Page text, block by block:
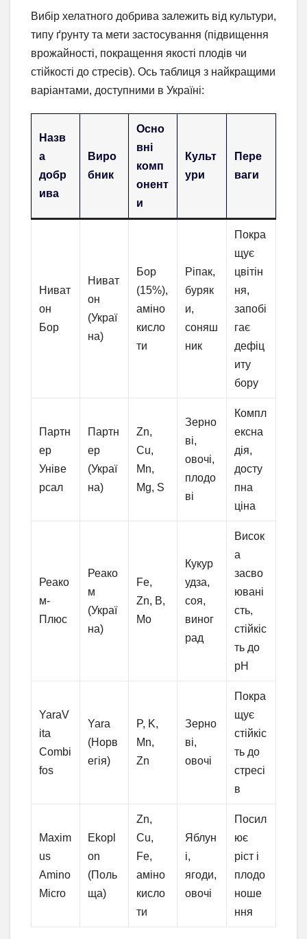
Вибір хелатного добрива залежить від культури,
типу ґрунту та мети застосування (підвищення
врожайності, покращення якості плодів чи
стійкості до стресів). Ось таблиця з найкращими
варіантами, доступними в Україні:
Назв
а
добр
ива
Виро
бник
Осно
вні
комп
онент
и
Культ
ури
Пере
ваги
Ниват
он
Бор
Ниват
он
(Украї
на)
Бор
(15%),
аміно
кисло
ти
Ріпак,
буряк
и,
соняш
ник
Покра
щує
цвітін
ня,
запобі
гає
дефіц
иту
бору
Партн
ер
Уніве
рсал
Партн
ер
(Украї
на)
Zn,
Cu,
Mn,
Mg, S
Зерно
ві,
овочі,
плодо
ві
Компл
ексна
дія,
досту
пна
ціна
Реако
м-
Плюс
Реако
м
(Украї
на)
Fe,
Zn, B,
Mo
Кукур
удза,
соя,
виног
рад
Висок
а
засво
ювані
сть,
стійкіс
ть до
pH
YaraV
ita
Combi
fos
Yara
(Норв
егія)
P, K,
Mn,
Zn
Зерно
ві,
овочі
Покра
щує
стійкіс
ть до
стресі
в
Maxim
us
Amino
Micro
Ekopl
on
(Поль
ща)
Zn,
Cu,
Fe,
аміно
кисло
ти
Яблун
і,
ягоди,
овочі
Посил
ює
ріст і
плодо
ноше
ння